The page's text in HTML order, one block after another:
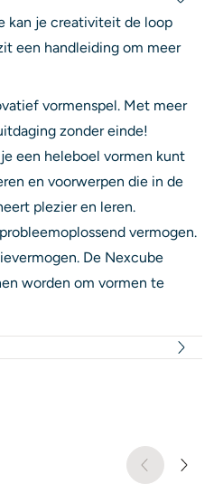
kan je creativiteit de loop
een handleiding om meer
vormenspel. Met meer
zonder einde!
een heleboel vormen kunt
en voorwerpen die in de
plezier en leren.
vermogen.
De Nexcube
worden om vormen te